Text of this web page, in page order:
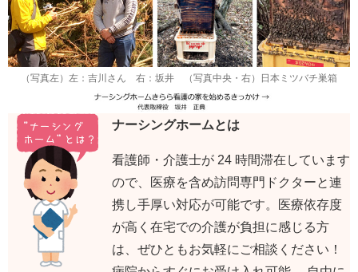
（写真左）左：吉川さん 右：坂井 （写真中央・右）日本ミツバチ巣箱
ナーシングホームとは
看護師・介護士が 24 時間滞在しています
ので、医療を含め訪問専門ドクターと連
携し手厚い対応が可能です。医療依存度
が高く在宅での介護が負担に感じる方
は、ぜひともお気軽にご相談ください！